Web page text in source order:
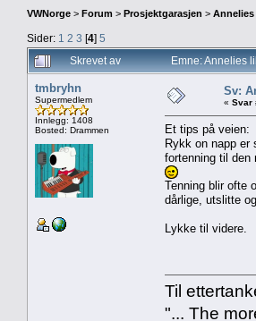
VWNorge > Forum > Prosjektgarasjen >
Sider: 1 2 3 [4] 5
Skrevet av
Emne: Annelies
tmbryhn
Supermedlem
Innlegg: 1408
Bosted: Drammen
Sv:
« Svar
Et tips på veien:
Rykk on napp er
fortenning til den
Tenning blir ofte
dårlige, utslitte
Lykke til videre.
Til
"... The